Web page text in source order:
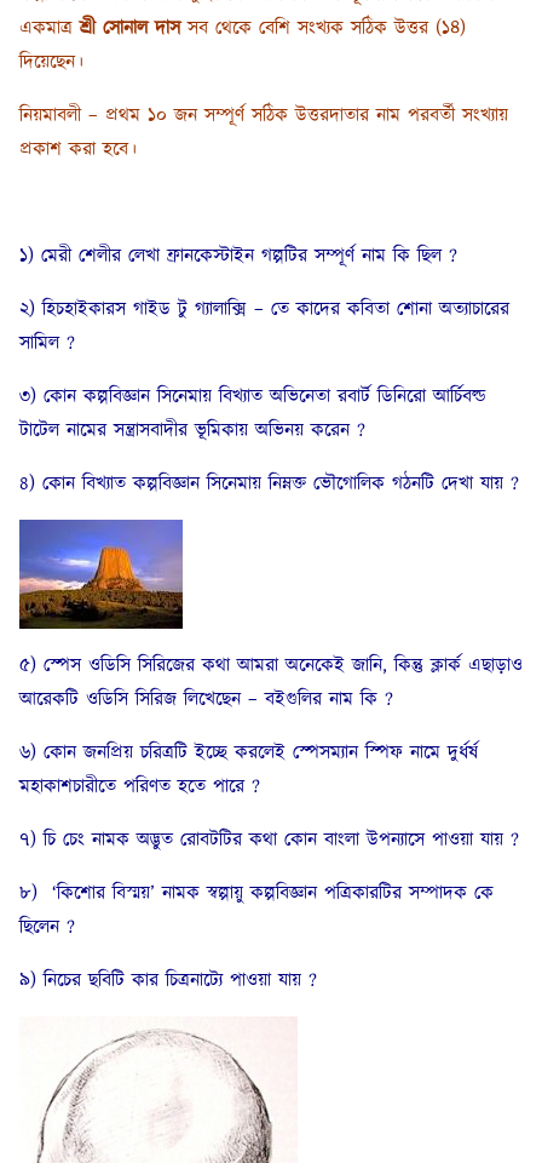
একমাত্রশ্রী সোনাল দাসসব থেকে বেশি সংখ্যক সঠিক উত্তর (১৪)
দিয়েছেন।
নিয়মাবলী – প্রথম ১০ জন সম্পূর্ণ সঠিক উত্তরদাতার নাম পরবর্তী সংখ্যায়
প্রকাশ করা হবে।
১) মেরী শেলীর লেখা ফ্রানকেস্টাইন গল্পটির সম্পূর্ণ নাম কি ছিল ?
২) হিচহাইকারস গাইড টু গ্যালাক্সি – তে কাদের কবিতা শোনা অত্যাচারের
সামিল ?
৩) কোন কল্পবিজ্ঞান সিনেমায় বিখ্যাত অভিনেতা রবার্ট ডিনিরো আর্চিবল্ড
টাটেল নামের সন্ত্রাসবাদীর ভূমিকায় অভিনয় করেন ?
8) কোন বিখ্যাত কল্পবিজ্ঞান সিনেমায় নিম্নক্ত ভৌগোলিক গঠনটি দেখা যায় ?
৫) স্পেস ওডিসি সিরিজের কথা আমরা অনেকেই জানি, কিন্তু ক্লার্ক এছাড়াও
আরেকটি ওডিসি সিরিজ লিখেছেন – বইগুলির নাম কি ?
৬) কোন জনপ্রিয় চরিত্রটি ইচ্ছে করলেই স্পেসম্যান স্পিফ নামে দুর্ধর্ষ
মহাকাশচারীতে পরিণত হতে পারে ?
৭) চি চেং নামক অদ্ভুত রোবটটির কথা কোন বাংলা উপন্যাসে পাওয়া যায় ?
৮) ‘কিশোর বিস্ময়’ নামক স্বল্পায়ু কল্পবিজ্ঞান পত্রিকারটির সম্পাদক কে
ছিলেন ?
৯) নিচের ছবিটি কার চিত্রনাট্যে পাওয়া যায় ?